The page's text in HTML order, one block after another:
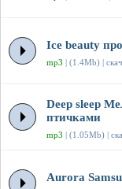
Ice beauty
mp3 | (1.4Mb) |
Deep sleep
птичками
mp3 | (1.05Mb) |
Aurora